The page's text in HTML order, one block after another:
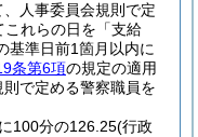
人事委員会規則で定
これらの日を「支給
基準日前1箇月以内に
条第6項の規定の適用
で定める警察職員を
100分の126.25(行政